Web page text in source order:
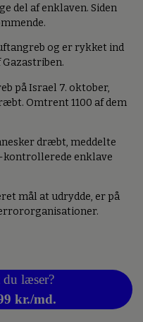
del af enklaven. Siden
og er rykket ind
på Israel 7. oktober,
Omtrent 1100 af dem
dræbt, meddelte
kontrollerede enklave
mål at udrydde, er på
læser?
kr./md.